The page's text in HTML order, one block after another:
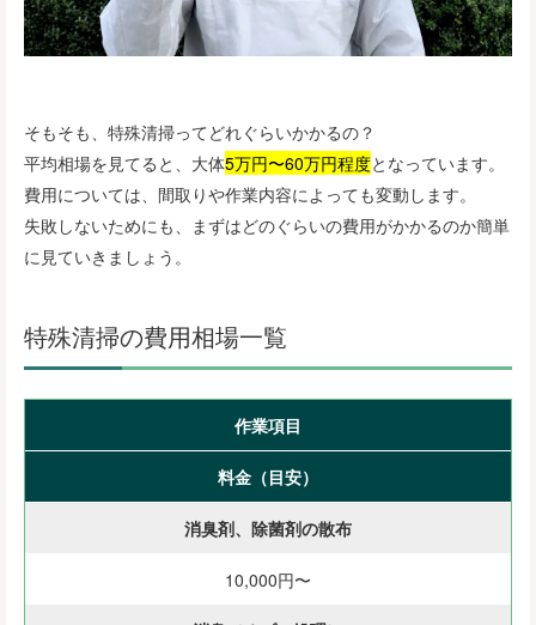
そもそも、特殊清掃ってどれぐらいかかるの？
平均相場を見てると、大体5万円〜60万円程度となっています。
費用については、間取りや作業内容によっても変動します。
失敗しないためにも、まずはどのぐらいの費用がかかるのか簡単
に見ていきましょう。
特殊清掃の費用相場一覧
作業項目
料金（目安）
消臭剤、除菌剤の散布
10,000円〜